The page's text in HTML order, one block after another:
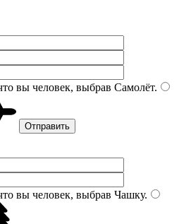
вы человек, выбрав Самолёт.
вы человек, выбрав Чашку.